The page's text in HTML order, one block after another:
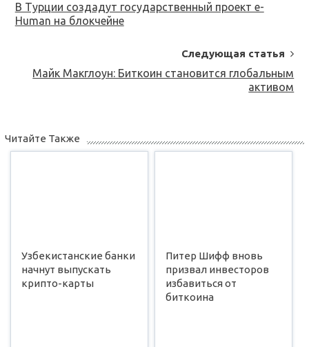
Navigation
В Турции создадут государственный проект e-
Human на блокчейне
Следующая статья
Майк Макглоун: Биткоин становится глобальным
активом
Читайте Также
Узбекистанские банки
начнут выпускать
крипто-карты
Питер Шифф вновь
призвал инвесторов
избавиться от
биткоина